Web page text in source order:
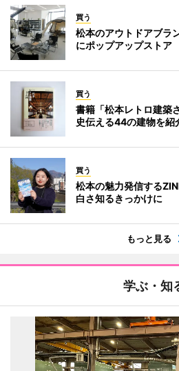
買う
松本のアウトドアブ
にポップアップストア
買う
書籍「松本レトロ建
史伝える44の建物を紹
買う
松本の魅力発信する
白さ知るきっかけに
もっと見る
学ぶ・知